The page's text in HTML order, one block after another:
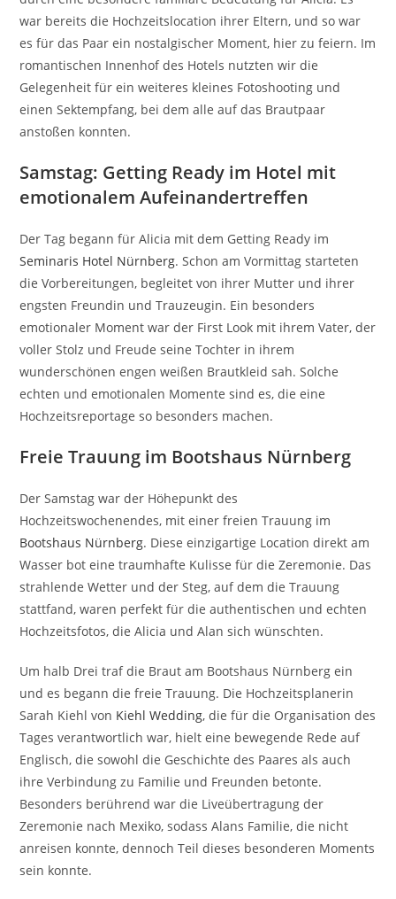
war bereits die Hochzeitslocation ihrer Eltern, und so war
es für das Paar ein nostalgischer Moment, hier zu feiern. Im
romantischen Innenhof des Hotels nutzten wir die
Gelegenheit für ein weiteres kleines Fotoshooting und
einen Sektempfang, bei dem alle auf das Brautpaar
anstoßen konnten.
Samstag: Getting Ready im Hotel mit
emotionalem Aufeinandertreffen
Der Tag begann für Alicia mit dem Getting Ready im
Seminaris Hotel Nürnberg. Schon am Vormittag starteten
die Vorbereitungen, begleitet von ihrer Mutter und ihrer
engsten Freundin und Trauzeugin. Ein besonders
emotionaler Moment war der First Look mit ihrem Vater, der
voller Stolz und Freude seine Tochter in ihrem
wunderschönen engen weißen Brautkleid sah. Solche
echten und emotionalen Momente sind es, die eine
Hochzeitsreportage so besonders machen.
Freie Trauung im Bootshaus Nürnberg
Der Samstag war der Höhepunkt des
Hochzeitswochenendes, mit einer freien Trauung im
Bootshaus Nürnberg. Diese einzigartige Location direkt am
Wasser bot eine traumhafte Kulisse für die Zeremonie. Das
strahlende Wetter und der Steg, auf dem die Trauung
stattfand, waren perfekt für die authentischen und echten
Hochzeitsfotos, die Alicia und Alan sich wünschten.
Um halb Drei traf die Braut am Bootshaus Nürnberg ein
und es begann die freie Trauung. Die Hochzeitsplanerin
Sarah Kiehl von Kiehl Wedding, die für die Organisation des
Tages verantwortlich war, hielt eine bewegende Rede auf
Englisch, die sowohl die Geschichte des Paares als auch
ihre Verbindung zu Familie und Freunden betonte.
Besonders berührend war die Liveübertragung der
Zeremonie nach Mexiko, sodass Alans Familie, die nicht
anreisen konnte, dennoch Teil dieses besonderen Moments
sein konnte.